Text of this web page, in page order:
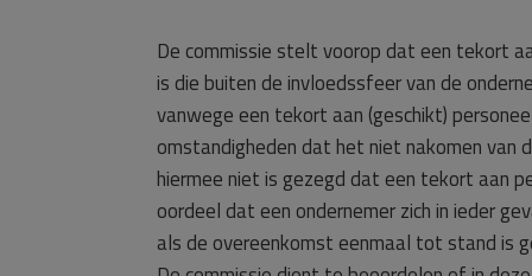
De commissie stelt voorop dat een tekort
is die buiten de invloedssfeer van de
vanwege een tekort aan (geschikt)
omstandigheden dat het niet nakomen van
hiermee niet is gezegd dat een tekort aan
oordeel dat een ondernemer zich in ieder
als de overeenkomst eenmaal tot stand is